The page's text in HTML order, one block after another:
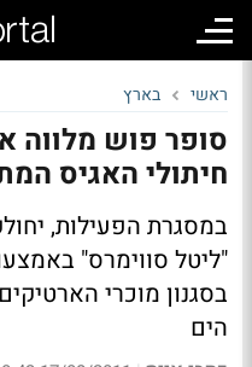
ראשי בארץ
סופר פוש מלווה
חיתולי האגיס
במסגרת הפעילות,
"ליטל סווימרס"
בסגנון מוכרי
הים